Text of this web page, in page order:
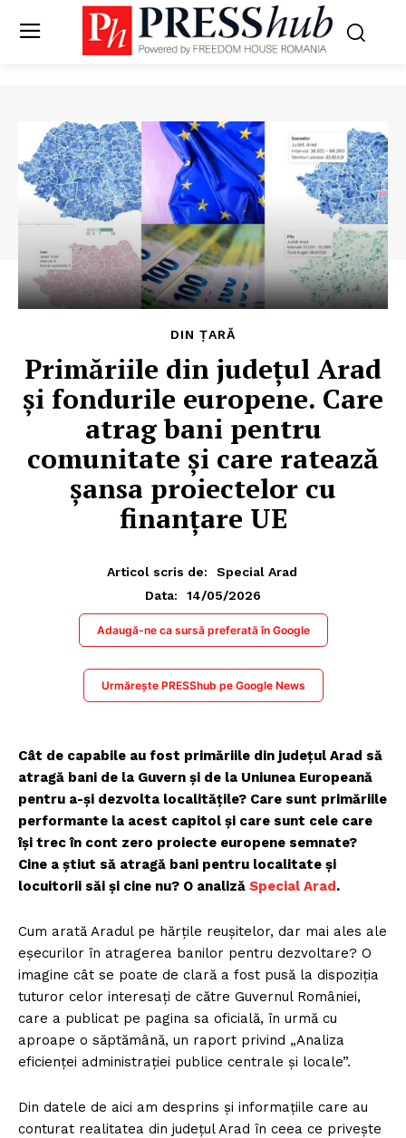
DIN ȚARĂ
Primăriile din județul Arad
și fondurile europene. Care
atrag bani pentru
comunitate și care ratează
șansa proiectelor cu
finanțare UE
Articol scris de:
Special Arad
Data:
14/05/2026
Adaugă-ne ca sursă preferată în Google
Urmărește PRESShub pe Google News
Cât de capabile au fost primăriile din județul Arad să
atragă bani de la Guvern și de la Uniunea Europeană
pentru a-și dezvolta localitățile? Care sunt primăriile
performante la acest capitol și care sunt cele care
își trec în cont zero proiecte europene semnate?
Cine a știut să atragă bani pentru localitate și
locuitorii săi și cine nu? O analiză Special Arad.
Cum arată Aradul pe hărțile reușitelor, dar mai ales ale
eșecurilor în atragerea banilor pentru dezvoltare? O
imagine cât se poate de clară a fost pusă la dispoziția
tuturor celor interesați de către Guvernul României,
care a publicat pe pagina sa oficială, în urmă cu
aproape o săptămână, un raport privind „Analiza
eficienței administrației publice centrale și locale”.
Din datele de aici am desprins și informațiile care au
conturat realitatea din județul Arad în ceea ce privește